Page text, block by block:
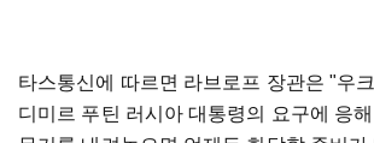
타스통신에 따르면 라브로프 장관은 "우
디미르 푸틴 러시아 대통령의 요구에 응